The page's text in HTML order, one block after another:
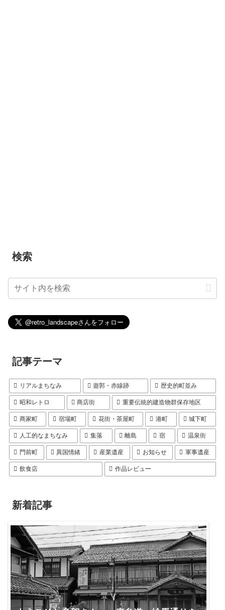
検索
記事テーマ
リアルまちなみ 遊郭・赤線跡 歴史的町並み
昭和レトロ 商店街 重要伝統的建造物群保存地区
商家町 宿場町 花街・茶屋町 港町 城下町
人工的なまちなみ 集落 離島 宿 温泉街
門前町 異国情緒 産業遺産 お知らせ 軍事遺産
飲食店 作品レビュー
新着記事